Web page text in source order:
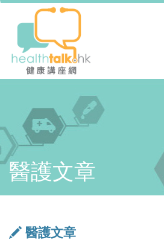
醫護文章
醫護文章